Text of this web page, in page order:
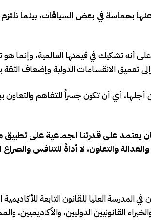
بحماسة في بعض السياقات، بينما نلتزم
أنه تشكيك في قيمتها العالمية، وإنما
تعميق الانقسامات الدولية وإضعاف الثقة
أي أن تكون جسراً للتفاهم والتعاون
يعتمد على قدرتنا الجماعية على تطبيق
والتعاون، لا أداةً للتنافس
العليا للقانون التابعة للأكاديمية
القانونيين الدوليين، والأكاديميين،